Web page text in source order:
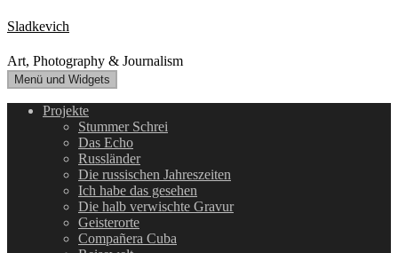
Zum
Inhalt
springen
Sladkevich
Art, Photography & Journalism
Menü und Widgets
Projekte
Stummer Schrei
Das Echo
Russländer
Die russischen Jahreszeiten
Ich habe das gesehen
Die halb verwischte Gravur
Geisterorte
Compañera Cuba